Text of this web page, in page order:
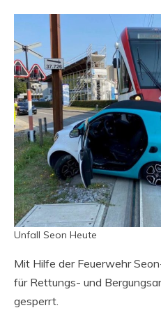
Unfall Seon Heute
Mit Hilfe der Feuerwehr
für Rettungs- und
gesperrt.